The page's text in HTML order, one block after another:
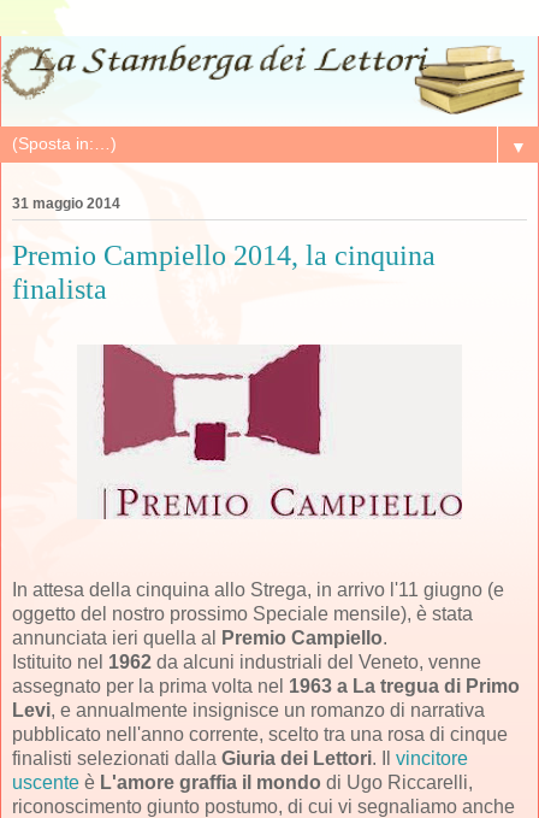
▼
31 maggio 2014
Premio Campiello 2014, la cinquina
finalista
In attesa della cinquina allo Strega, in arrivo l'11 giugno (e
oggetto del nostro prossimo Speciale mensile), è stata
annunciata ieri quella al
Premio Campiello.
Istituito nel 1962 da alcuni industriali del Veneto, venne
assegnato per la prima volta nel 1963 a La tregua di Primo
Levi, e annualmente insignisce un romanzo di narrativa
pubblicato nell'anno corrente, scelto tra una rosa di cinque
finalisti selezionati dalla Giuria dei Lettori. Il vincitore
uscente è L'amore graffia il mondo di Ugo Riccarelli,
riconoscimento giunto postumo, di cui vi segnaliamo anche